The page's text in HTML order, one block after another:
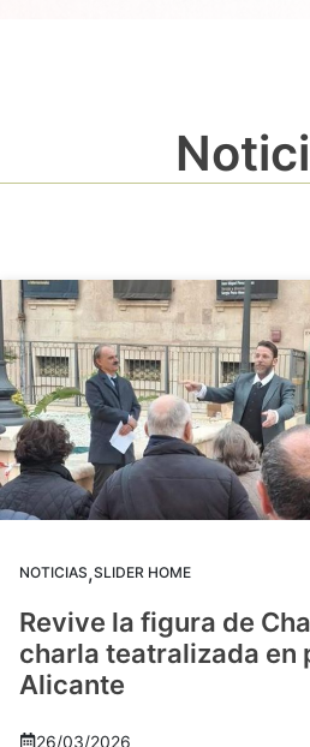
NOTICIAS,SLIDER HOME
Revive la figura de
charla teatralizada en
Alicante
26/03/2026